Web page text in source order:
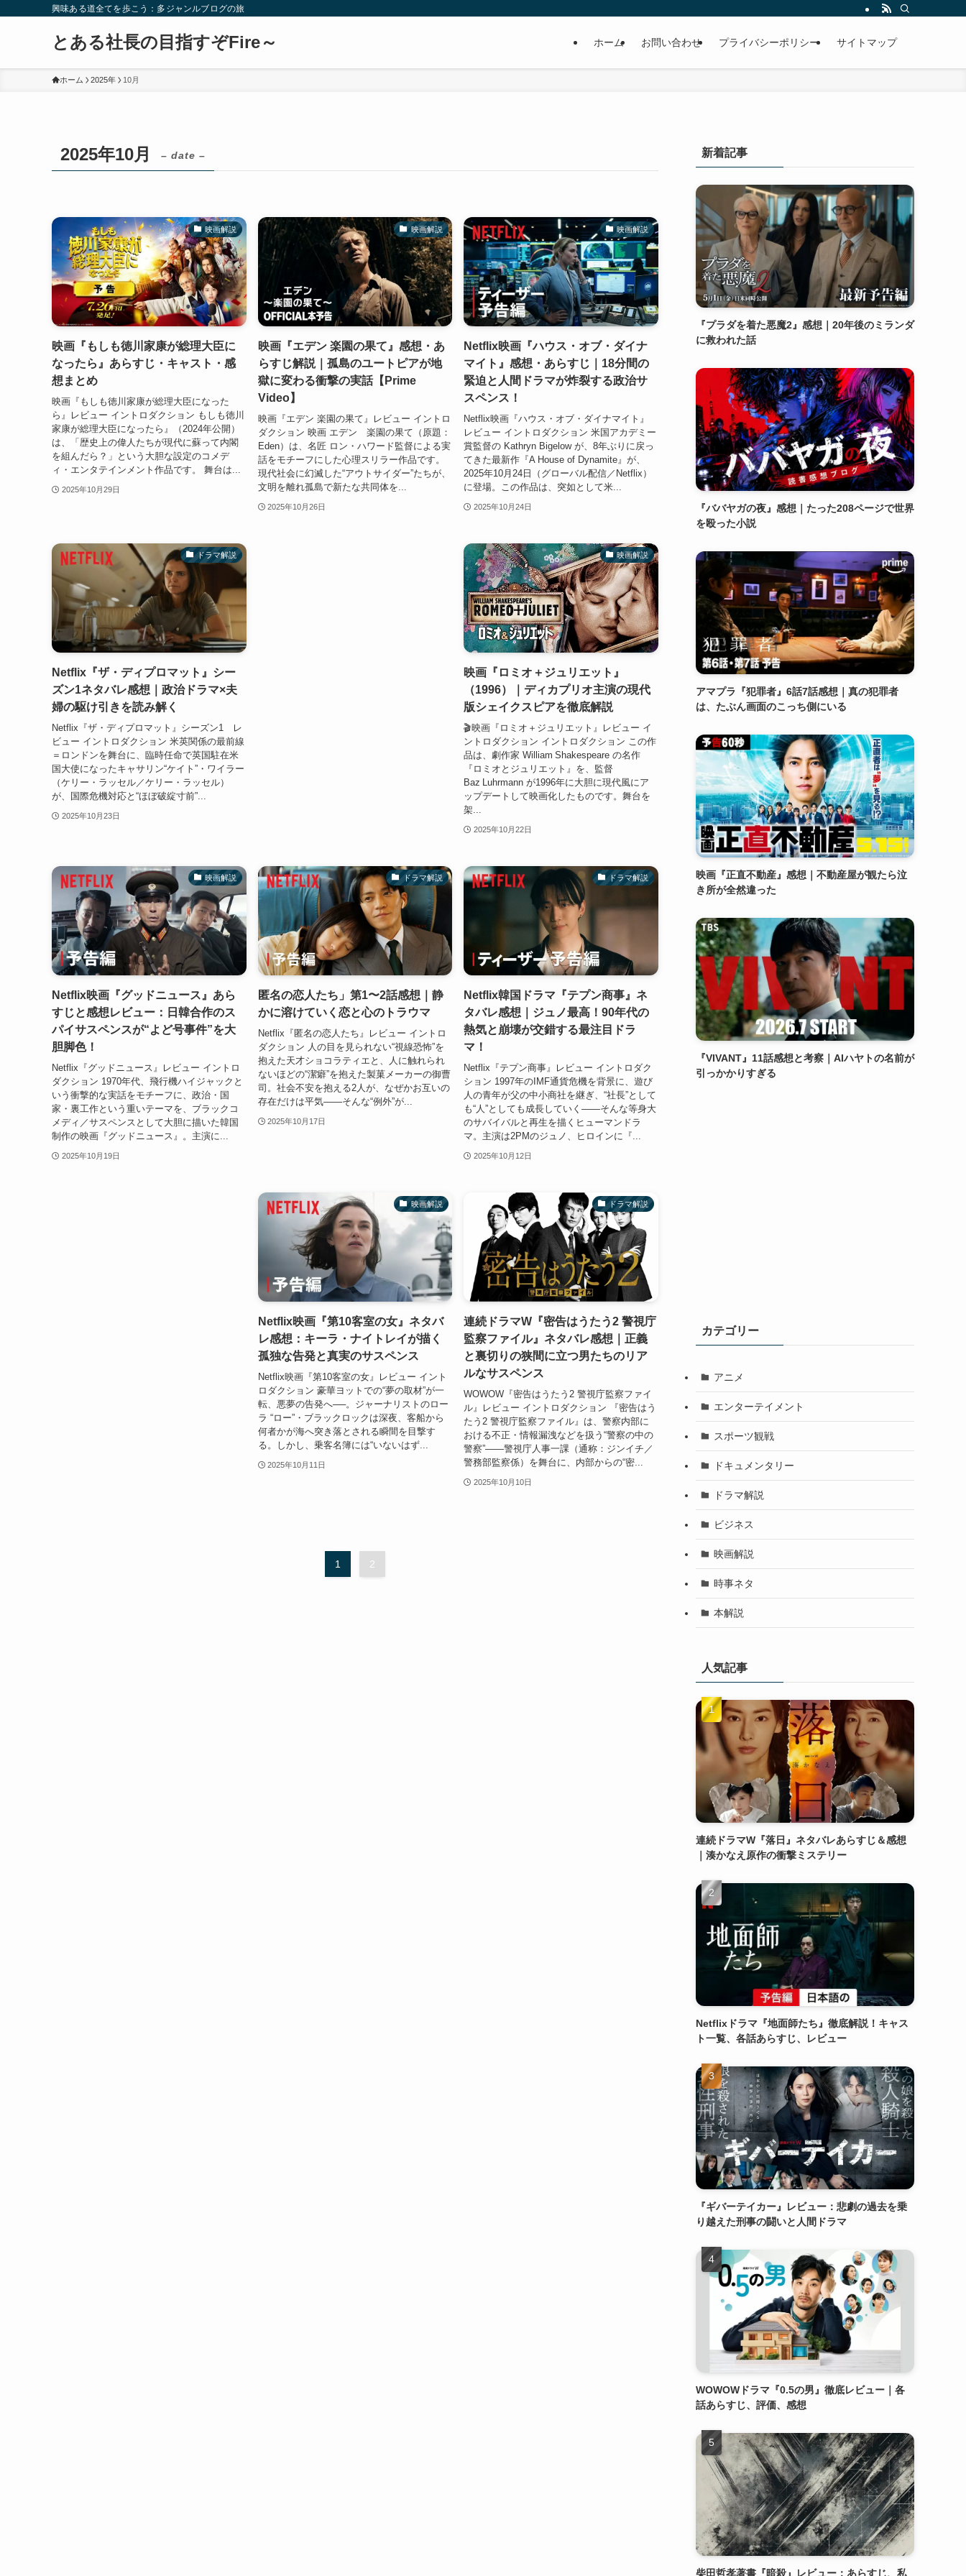
興味ある道全てを歩こう：多ジャンルブログの旅
とある社長の目指すぞFire～ ホーム お問い合わせ プライバシーポリシー サイトマップ
ホーム 2025年 10月
2025年10月 – date –
映画解説
映画『もしも徳川家康が総理大臣に
なったら』あらすじ・キャスト・感
想まとめ
映画『もしも徳川家康が総理大臣になった
ら』レビュー イントロダクション もしも徳川
家康が総理大臣になったら』（2024年公開）
は、「歴史上の偉人たちが現代に蘇って内閣
を組んだら？」という大胆な設定のコメデ
ィ・エンタテインメント作品です。 舞台は...
2025年10月29日
映画解説
映画『エデン 楽園の果て』感想・あ
らすじ解説｜孤島のユートピアが地
獄に変わる衝撃の実話【Prime
Video】
映画『エデン 楽園の果て』レビュー イントロ
ダクション 映画 エデン 楽園の果て（原題：
Eden）は、名匠 ロン・ハワード監督による実
話をモチーフにした心理スリラー作品です。
現代社会に幻滅した“アウトサイダー”たちが、
文明を離れ孤島で新たな共同体を...
2025年10月26日
映画解説
Netflix映画『ハウス・オブ・ダイナ
マイト』感想・あらすじ｜18分間の
緊迫と人間ドラマが炸裂する政治サ
スペンス！
Netflix映画『ハウス・オブ・ダイナマイト』
レビュー イントロダクション 米国アカデミー
賞監督の Kathryn Bigelow が、8年ぶりに戻っ
てきた最新作『A House of Dynamite』が、
2025年10月24日（グローバル配信／Netflix）
に登場。この作品は、突如として米...
2025年10月24日
ドラマ解説
Netflix『ザ・ディプロマット』シー
ズン1ネタバレ感想｜政治ドラマ×夫
婦の駆け引きを読み解く
Netflix『ザ・ディプロマット』シーズン1 レ
ビュー イントロダクション 米英関係の最前線
＝ロンドンを舞台に、臨時任命で英国駐在米
国大使になったキャサリン“ケイト”・ワイラー
（ケリー・ラッセル／ケリー・ラッセル）
が、国際危機対応と“ほぼ破綻寸前”...
2025年10月23日
映画解説
映画『ロミオ＋ジュリエット』
（1996）｜ディカプリオ主演の現代
版シェイクスピアを徹底解説
🎬映画『ロミオ＋ジュリエット』レビュー イ
ントロダクション イントロダクション この作
品は、劇作家 William Shakespeare の名作
『ロミオとジュリエット』を、監督
Baz Luhrmann が1996年に大胆に現代風にア
ップデートして映画化したものです。舞台を
架...
2025年10月22日
映画解説
Netflix映画『グッドニュース』あら
すじと感想レビュー：日韓合作のス
パイサスペンスが“よど号事件”を大
胆脚色！
Netflix『グッドニュース』レビュー イントロ
ダクション 1970年代、飛行機ハイジャックと
いう衝撃的な実話をモチーフに、政治・国
家・裏工作という重いテーマを、ブラックコ
メディ／サスペンスとして大胆に描いた韓国
制作の映画『グッドニュース』。主演に...
2025年10月19日
ドラマ解説
匿名の恋人たち」第1〜2話感想｜静
かに溶けていく恋と心のトラウマ
Netflix『匿名の恋人たち』レビュー イントロ
ダクション 人の目を見られない“視線恐怖”を
抱えた天才ショコラティエと、人に触れられ
ないほどの“潔癖”を抱えた製菓メーカーの御曹
司。社会不安を抱える2人が、なぜかお互いの
存在だけは平気——そんな“例外”が...
2025年10月17日
ドラマ解説
Netflix韓国ドラマ『テプン商事』ネ
タバレ感想｜ジュノ最高！90年代の
熱気と崩壊が交錯する最注目ドラ
マ！
Netflix『テプン商事』レビュー イントロダク
ション 1997年のIMF通貨危機を背景に、遊び
人の青年が父の中小商社を継ぎ、“社長”として
も“人”としても成長していく——そんな等身大
のサバイバルと再生を描くヒューマンドラ
マ。主演は2PMのジュノ、ヒロインに『...
2025年10月12日
映画解説
Netflix映画『第10客室の女』ネタバ
レ感想：キーラ・ナイトレイが描く
孤独な告発と真実のサスペンス
Netflix映画『第10客室の女』レビュー イント
ロダクション 豪華ヨットでの“夢の取材”が一
転、悪夢の告発へ──。ジャーナリストのロー
ラ “ロー”・ブラックロックは深夜、客船から
何者かが海へ突き落とされる瞬間を目撃す
る。しかし、乗客名簿には“いないはず...
2025年10月11日
ドラマ解説
連続ドラマW『密告はうたう2 警視庁
監察ファイル』ネタバレ感想｜正義
と裏切りの狭間に立つ男たちのリア
ルなサスペンス
WOWOW『密告はうたう2 警視庁監察ファイ
ル』レビュー イントロダクション 『密告はう
たう2 警視庁監察ファイル』は、警察内部に
おける不正・情報漏洩などを扱う“警察の中の
警察”――警視庁人事一課（通称：ジンイチ／
警務部監察係）を舞台に、内部からの“密...
2025年10月10日
1 2
新着記事
『プラダを着た悪魔2』感想｜20年後のミランダ
に救われた話
『ババヤガの夜』感想｜たった208ページで世界
を殴った小説
アマプラ『犯罪者』6話7話感想｜真の犯罪者
は、たぶん画面のこっち側にいる
映画『正直不動産』感想｜不動産屋が観たら泣
き所が全然違った
『VIVANT』11話感想と考察｜AIハヤトの名前が
引っかかりすぎる
カテゴリー
アニメ
エンターテイメント
スポーツ観戦
ドキュメンタリー
ドラマ解説
ビジネス
映画解説
時事ネタ
本解説
人気記事
連続ドラマW『落日』ネタバレあらすじ＆感想
｜湊かなえ原作の衝撃ミステリー
Netflixドラマ『地面師たち』徹底解説！キャス
ト一覧、各話あらすじ、レビュー
『ギバーテイカー』レビュー：悲劇の過去を乗
り越えた刑事の闘いと人間ドラマ
WOWOWドラマ『0.5の男』徹底レビュー｜各
話あらすじ、評価、感想
柴田哲孝著書『暗殺』レビュー：あらすじ、私